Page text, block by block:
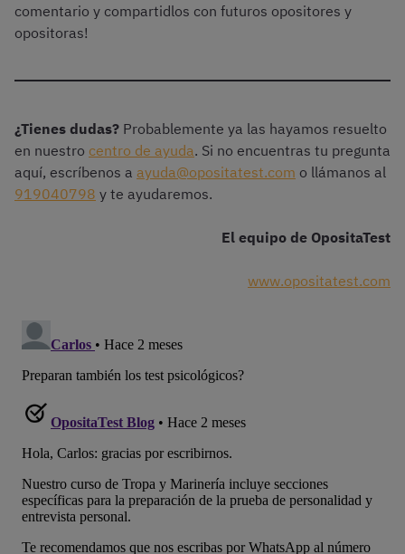
comentario y compartidlos con futuros opositores y
opositoras!
¿Tienes dudas? Probablemente ya las hayamos resuelto
en nuestro centro de ayuda. Si no encuentras tu pregunta
aquí, escríbenos a ayuda@opositatest.com o llámanos al
919040798 y te ayudaremos.
El equipo de OpositaTest
www.opositatest.com